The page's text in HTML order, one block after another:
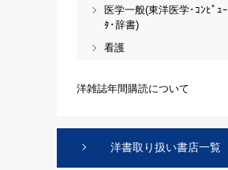
医学一般(東洋医学･ｺﾝﾋﾟｭｰ
ﾀ･辞書)
看護
洋雑誌年間購読について
洋書取り扱い書店一覧